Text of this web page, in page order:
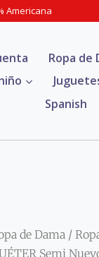
Americana
Ropa de
Spanish
de Dama /
Semi